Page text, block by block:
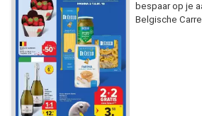
bespaar op je
Belgische